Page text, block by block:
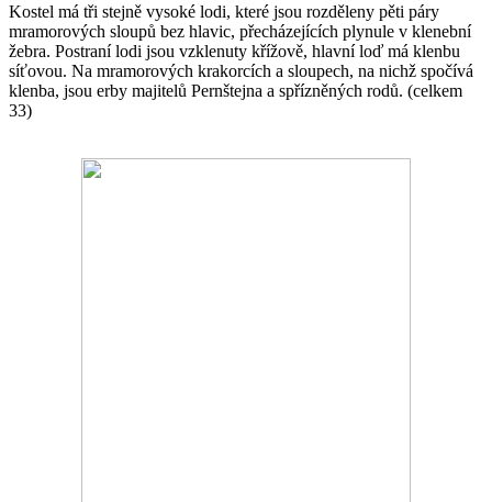
Kostel má tři stejně vysoké lodi, které jsou rozděleny pěti páry
mramorových sloupů bez hlavic, přecházejících plynule v klenební
žebra. Postraní lodi jsou vzklenuty křížově, hlavní loď má klenbu
síťovou. Na mramorových krakorcích a sloupech, na nichž spočívá
klenba, jsou erby majitelů Pernštejna a spřízněných rodů. (celkem
33)